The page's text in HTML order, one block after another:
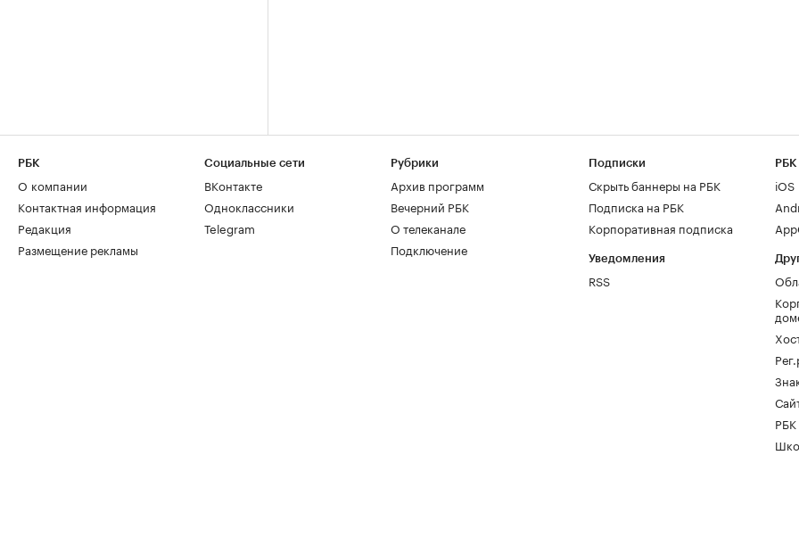
РБК
О компании
Контактная информация
Редакция
Размещение рекламы
Социальные сети
ВКонтакте
Одноклассники
Telegram
Рубрики
Архив программ
Вечерний РБК
О телеканале
Подключение
Подписки
Скрыть баннеры на РБК
Подписка на РБК
Корпоративная подписка
Уведомления
RSS
РБК
iOS